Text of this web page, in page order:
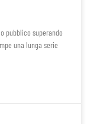
pubblico superando
una lunga serie